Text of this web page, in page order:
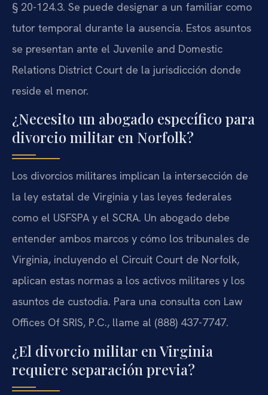
§ 20-124.3. Se puede designar a un familiar como
tutor temporal durante la ausencia. Estos asuntos
se presentan ante el Juvenile and Domestic
Relations District Court de la jurisdicción donde
reside el menor.
¿Necesito un abogado específico para
divorcio militar en Norfolk?
Los divorcios militares implican la intersección de
la ley estatal de Virginia y las leyes federales
como el USFSPA y el SCRA. Un abogado debe
entender ambos marcos y cómo los tribunales de
Virginia, incluyendo el Circuit Court de Norfolk,
aplican estas normas a los activos militares y los
asuntos de custodia. Para una consulta con Law
Offices Of SRIS, P.C., llame al (888) 437-7747.
¿El divorcio militar en Virginia
requiere separación previa?